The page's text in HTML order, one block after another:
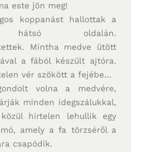
este jön meg!
koppanást hallottak a
hátsó oldalán.
Mintha medve ütött
a fából készült ajtóra.
vér szökött a fejébe…
volna a medvére,
minden idegszálukkal,
hirtelen lehullik egy
amely a fa törzséről a
csapódik.